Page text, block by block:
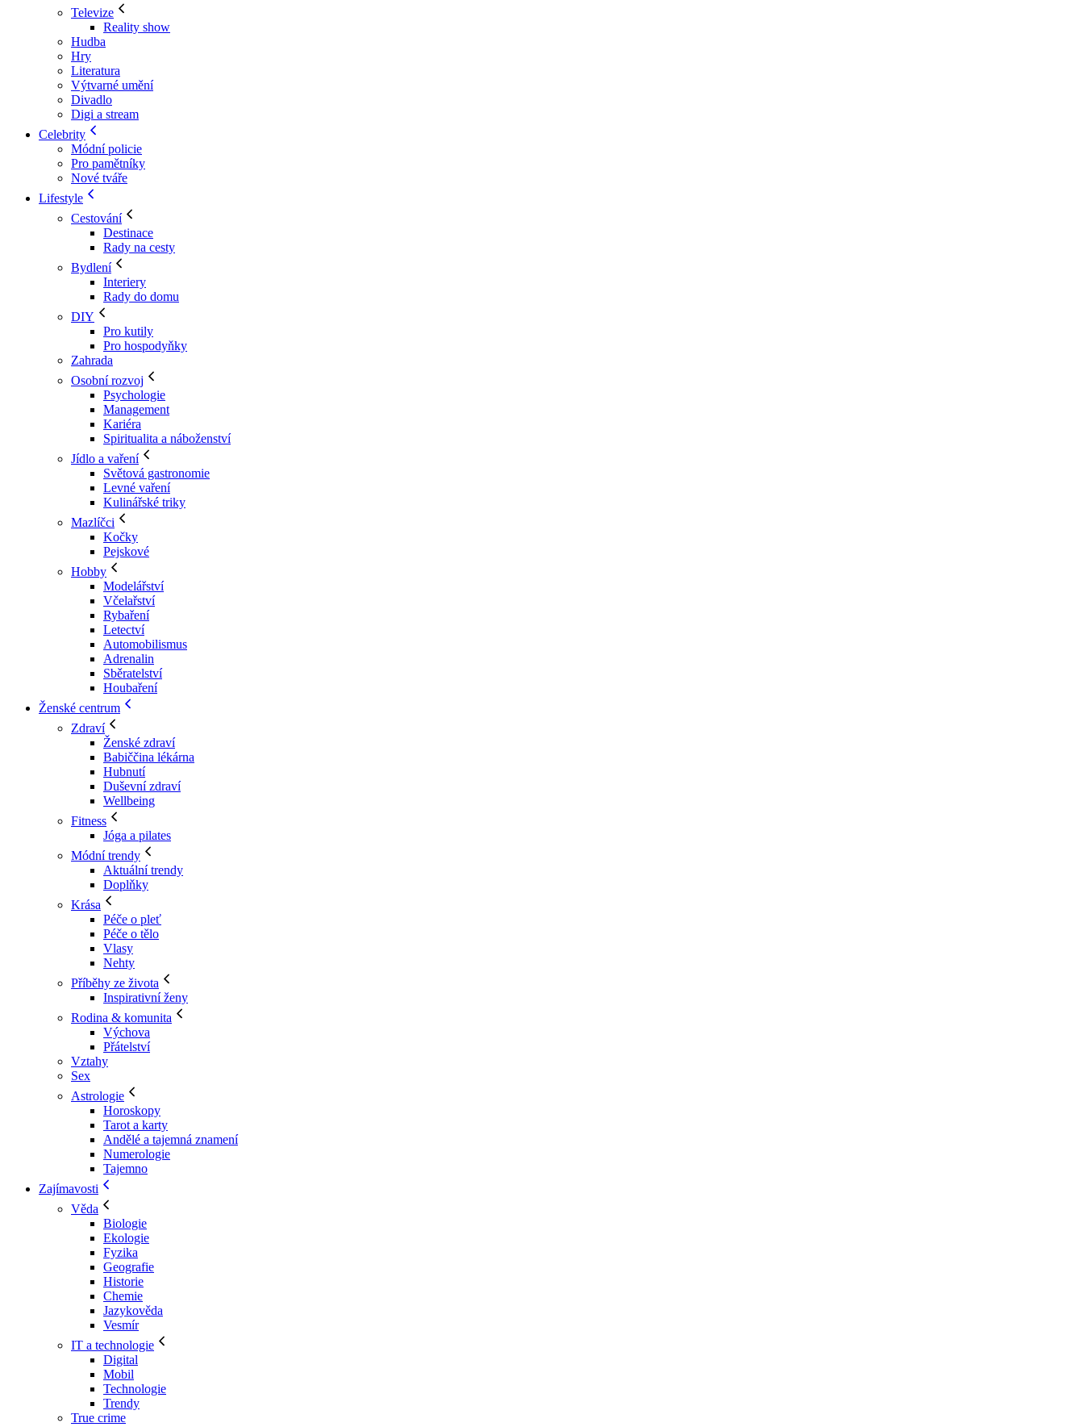
Televize
Reality show
Hudba
Hry
Literatura
Výtvarné umění
Divadlo
Digi a stream
Celebrity
Módní policie
Pro pamětníky
Nové tváře
Lifestyle
Cestování
Destinace
Rady na cesty
Bydlení
Interiery
Rady do domu
DIY
Pro kutily
Pro hospodyňky
Zahrada
Osobní rozvoj
Psychologie
Management
Kariéra
Spiritualita a náboženství
Jídlo a vaření
Světová gastronomie
Levné vaření
Kulinářské triky
Mazlíčci
Kočky
Pejskové
Hobby
Modelářství
Včelařství
Rybaření
Letectví
Automobilismus
Adrenalin
Sběratelství
Houbaření
Ženské centrum
Zdraví
Ženské zdraví
Babiččina lékárna
Hubnutí
Duševní zdraví
Wellbeing
Fitness
Jóga a pilates
Módní trendy
Aktuální trendy
Doplňky
Krása
Péče o pleť
Péče o tělo
Vlasy
Nehty
Příběhy ze života
Inspirativní ženy
Rodina & komunita
Výchova
Přátelství
Vztahy
Sex
Astrologie
Horoskopy
Tarot a karty
Andělé a tajemná znamení
Numerologie
Tajemno
Zajímavosti
Věda
Biologie
Ekologie
Fyzika
Geografie
Historie
Chemie
Jazykověda
Vesmír
IT a technologie
Digital
Mobil
Technologie
Trendy
True crime